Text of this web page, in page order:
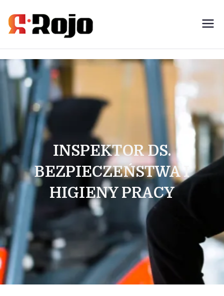
Rojo- agencja pracy świadczymy
rekrutacji między pracodawcą a
INSPEKTOR DS.
BEZPIECZEŃSTWA I
HIGIENY PRACY